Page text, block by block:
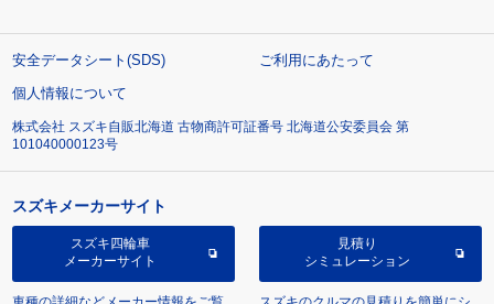
安全データシート(SDS)
ご利用にあたって
個人情報について
株式会社 スズキ自販北海道 古物商許可証番号 北海道公安委員会 第
101040000123号
スズキメーカーサイト
スズキ四輪車
メーカーサイト
見積り
シミュレーション